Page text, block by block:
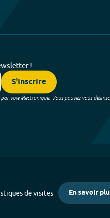
!
S'inscrire
voie électronique. Vous pouvez vous
de visites En savoir